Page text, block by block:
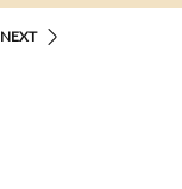
NEXT